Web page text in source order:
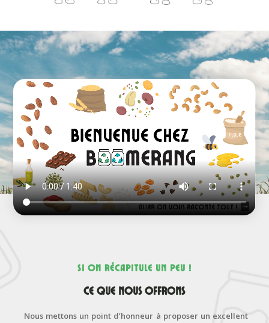
si on récapitule un peu !
Ce que nous offrons
Nous mettons un point d’honneur à proposer un excellent